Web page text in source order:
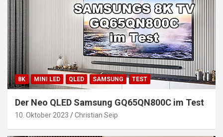
8K MINI LED QLED SAMSUNG TEST
Der Neo QLED Samsung GQ65QN800C im Test
10. Oktober 2023 Christian Seip